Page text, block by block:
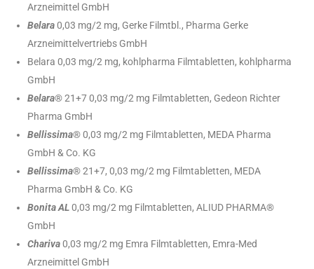
Arzneimittel GmbH
Belara0,03 mg/2 mg, Gerke Filmtbl., Pharma Gerke
Arzneimittelvertriebs GmbH
Belara 0,03 mg/2 mg, kohlpharma Filmtabletten, kohlpharma
GmbH
Belara® 21+7 0,03 mg/2 mg Filmtabletten, Gedeon Richter
Pharma GmbH
Bellissima® 0,03 mg/2 mg Filmtabletten, MEDA Pharma
GmbH & Co. KG
Bellissima® 21+7, 0,03 mg/2 mg Filmtabletten, MEDA
Pharma GmbH & Co. KG
Bonita AL0,03 mg/2 mg Filmtabletten, ALIUD PHARMA®
GmbH
Chariva0,03 mg/2 mg Emra Filmtabletten, Emra-Med
Arzneimittel GmbH